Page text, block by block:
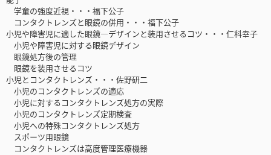
学童の強度近視・・・福下公子
コンタクトレンズと眼鏡の併用・・・福下公子
小児や障害児に適した眼鏡—デザインと装用させるコツ・・・仁科幸子
小児や障害児に対する眼鏡デザイン
眼鏡処方後の管理
眼鏡を装用させるコツ
小児とコンタクトレンズ・・・佐野研二
小児のコンタクトレンズの適応
小児に対するコンタクトレンズ処方の実際
小児のコンタクトレンズ定期検査
小児への特殊コンタクトレンズ処方
スポーツ用眼鏡
コンタクトレンズは高度管理医療機器